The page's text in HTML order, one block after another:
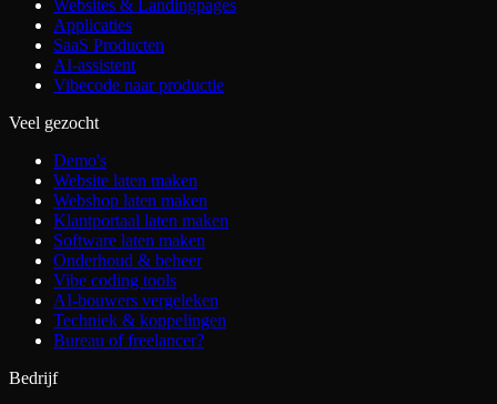
Websites & Landingpages
Applicaties
SaaS Producten
AI-assistent
Vibecode naar productie
Veel gezocht
Demo's
Website laten maken
Webshop laten maken
Klantportaal laten maken
Software laten maken
Onderhoud & beheer
Vibe coding tools
AI-bouwers vergeleken
Techniek & koppelingen
Bureau of freelancer?
Bedrijf